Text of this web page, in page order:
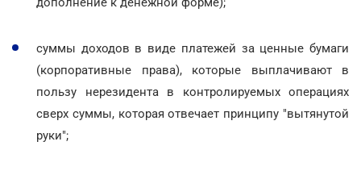
суммы доходов в виде платежей за ценные бумаги
(корпоративные права), которые выплачивают в
пользу нерезидента в контролируемых операциях
сверх суммы, которая отвечает принципу "вытянутой
руки";